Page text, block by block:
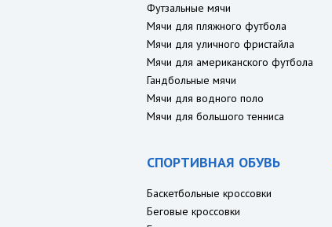
Футзальные мячи
Мячи для пляжного футбола
Мячи для уличного фристайла
Мячи для американского футбола
Гандбольные мячи
Мячи для водного поло
Мячи для большого тенниса
СПОРТИВНАЯ ОБУВЬ
Баскетбольные кроссовки
Беговые кроссовки